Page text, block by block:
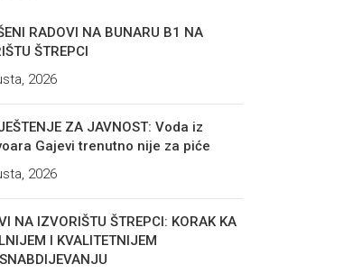
RADOVI NA BUNARU B1 NA
ŠTREPCI
2026
ZA JAVNOST: Voda iz
Gajevi trenutno nije za piće
2026
NA IZVORIŠTU ŠTREPCI: KORAK KA
I KVALITETNIJEM